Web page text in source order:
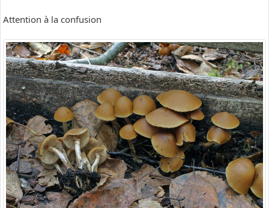
Attention à la confusion